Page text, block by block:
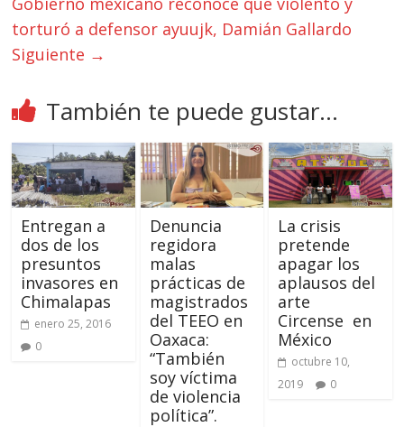
torturó a defensor ayuujk, Damián Gallardo
Siguiente →
También te puede gustar...
Entregan a
dos de los
presuntos
invasores en
Chimalapas
enero 25, 2016
0
Denuncia
regidora
malas
prácticas de
magistrados
del TEEO en
Oaxaca:
“También
soy víctima
de violencia
política”.
La crisis
pretende
apagar los
aplausos del
arte
Circense en
México
octubre 10,
2019
0